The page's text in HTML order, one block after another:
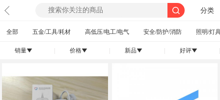
分类
全部 五金/工具/耗材 高低压/电工/电气 安全/防护/消防 照明/灯
销量󰄢 价格󰄢 新品󰄢 好评󰄢